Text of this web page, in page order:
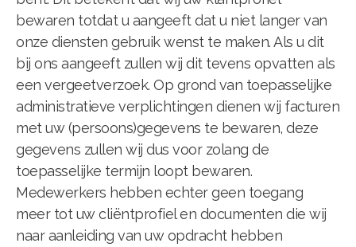
bewaren totdat u aangeeft dat u niet langer van
onze diensten gebruik wenst te maken. Als u dit
bij ons aangeeft zullen wij dit tevens opvatten als
een vergeetverzoek. Op grond van toepasselijke
administratieve verplichtingen dienen wij facturen
met uw (persoons)gegevens te bewaren, deze
gegevens zullen wij dus voor zolang de
toepasselijke termijn loopt bewaren.
Medewerkers hebben echter geen toegang
meer tot uw cliëntprofiel en documenten die wij
naar aanleiding van uw opdracht hebben